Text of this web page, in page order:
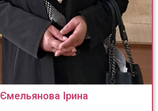
Ємельянова Ірина